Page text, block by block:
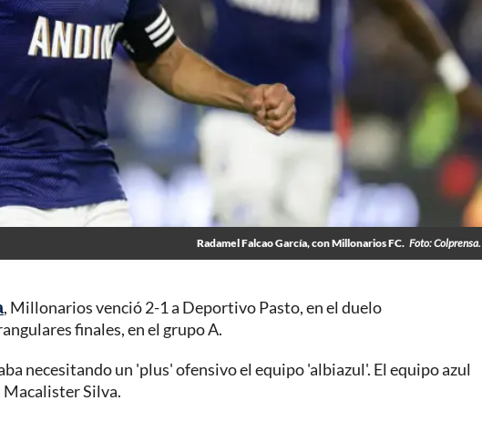
Radamel Falcao García, con Millonarios FC. Foto: Colprensa.
, Millonarios venció 2-1 a Deportivo Pasto, en el duelo
finales, en el grupo A.
necesitando un 'plus' ofensivo el equipo 'albiazul'. El equipo azul
Macalister Silva.